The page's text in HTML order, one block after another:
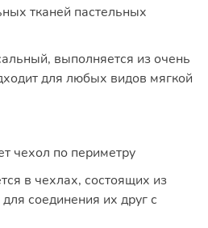
тканей пастельных
выполняется из очень
для любых видов мягкой
чехол по периметру
в чехлах, состоящих из
соединения их друг с